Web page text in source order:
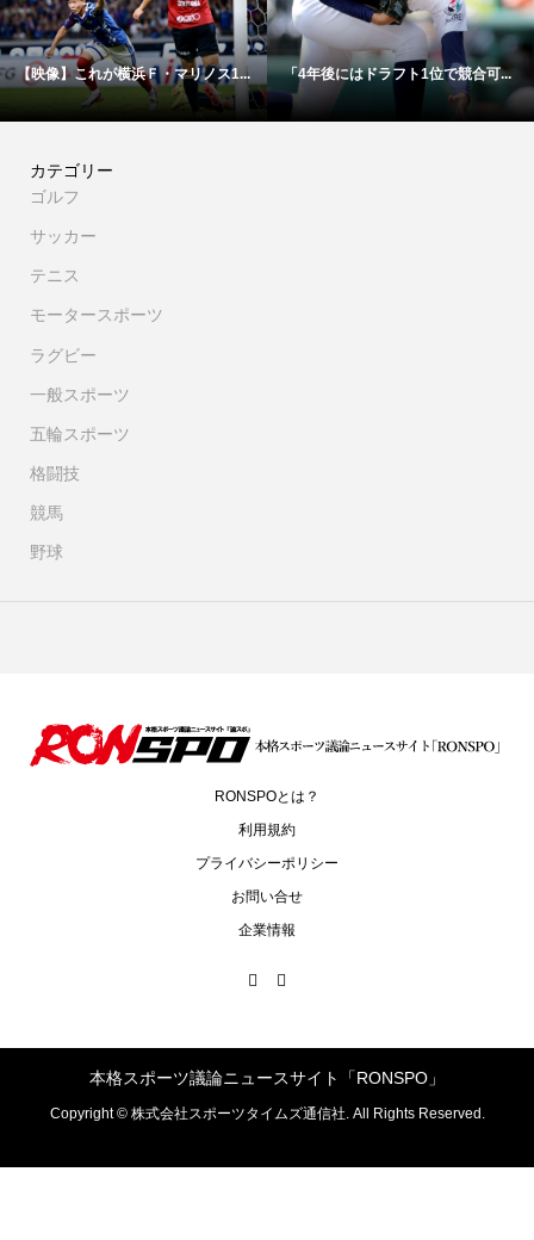
【映像】これが横浜Ｆ・マリノス1... 「4年後にはドラフト1位で競合可...
カテゴリー
ゴルフ
サッカー
テニス
モータースポーツ
ラグビー
一般スポーツ
五輪スポーツ
格闘技
競馬
野球
RONSPOとは？
利用規約
プライバシーポリシー
お問い合せ
企業情報
本格スポーツ議論ニュースサイト「RONSPO」
Copyright ©株式会社スポーツタイムズ通信社. All Rights Reserved.